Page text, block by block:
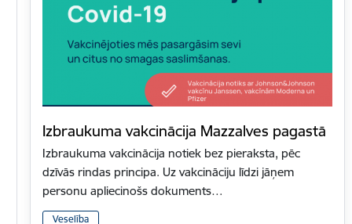
Izbraukuma vakcinācija Mazzalves pagastā
Izbraukuma vakcinācija notiek bez pieraksta, pēc
dzīvās rindas principa. Uz vakcināciju līdzi jāņem
personu apliecinošs dokuments…
Veselība